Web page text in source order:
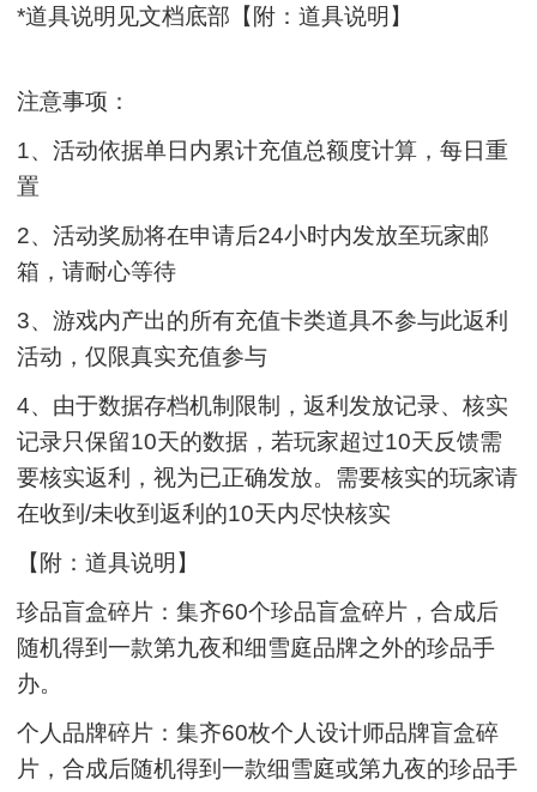
*道具说明见文档底部【附：道具说明】
注意事项：
1、活动依据单日内累计充值总额度计算，每日重
置
2、活动奖励将在申请后24小时内发放至玩家邮
箱，请耐心等待
3、游戏内产出的所有充值卡类道具不参与此返利
活动，仅限真实充值参与
4、由于数据存档机制限制，返利发放记录、核实
记录只保留10天的数据，若玩家超过10天反馈需
要核实返利，视为已正确发放。需要核实的玩家请
在收到/未收到返利的10天内尽快核实
【附：道具说明】
珍品盲盒碎片：集齐60个珍品盲盒碎片，合成后
随机得到一款第九夜和细雪庭品牌之外的珍品手
办。
个人品牌碎片：集齐60枚个人设计师品牌盲盒碎
片，合成后随机得到一款细雪庭或第九夜的珍品手